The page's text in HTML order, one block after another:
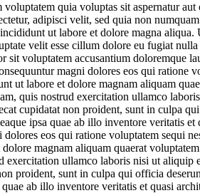
quia voluptas sit aspernatur
adipisci velit, sed quia non
ut labore et dolore magna
velit esse cillum dolore eu fugiat
sit voluptatem accusantium doloremque
magni dolores eos qui ratione
ut labore et dolore magnam aliquam
quis nostrud exercitation ullamco
cupidatat non proident, sunt in culpa
ipsa quae ab illo inventore veritatis
dolores eos qui ratione voluptatem sequi
magnam aliquam quaerat
exercitation ullamco laboris nisi ut
proident, sunt in culpa qui officia
ab illo inventore veritatis et quasi